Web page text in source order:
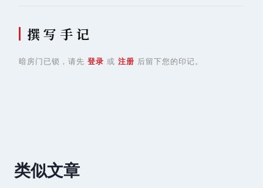
撰 写 手 记
暗房门已锁，请先 登录 或 注册 后留下您的印记。
类似文章